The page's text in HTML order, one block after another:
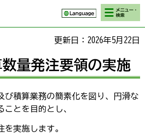
検索・メニ
ュー
更新日：2026年5月22日
量発注要領の実施
び積算業務の簡素化を図り、円滑な
とを目的とし、
を実施します。